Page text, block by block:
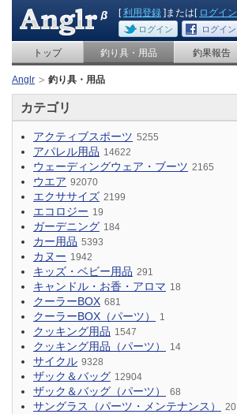
[利用登録 ]または[ ログイン
ログイン ログイン
トップ 釣り具・用品 釣果報告
Anglr 釣り具・用品
カテゴリ
アクティブスポーツ 5255
アパレル用品 14622
ウェーディングウェア・ブーツ 2165
ウエア 92070
エクササイズ 2199
エコロジー 19
ガーデニング 184
カー用品 5393
カヌー 1942
キッズ・ベビー用品 291
キャンドル・お香・アロマ 18
クーラーBOX 681
クーラーBOX（パーツ） 1
クッキング用品 1547
クッキング用品（パーツ） 14
サイクル 9328
ザック＆バッグ 12904
ザック＆バッグ（パーツ） 68
サングラス（パーツ・メンテナンス） 20